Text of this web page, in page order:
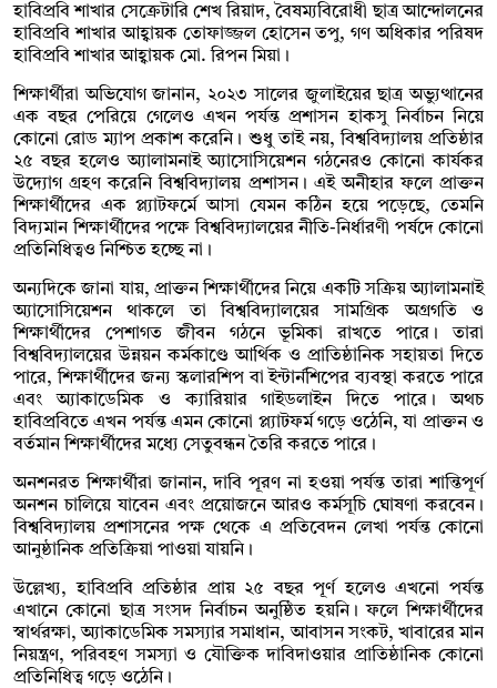
হাবিপ্রবি শাখার সেক্রেটারি শেখ রিয়াদ, বৈষম্যবিরোধী ছাত্র আন্দোলনের
হাবিপ্রবি শাখার আহ্বায়ক তোফাজ্জল হোসেন তপু, গণ অধিকার পরিষদ
হাবিপ্রবি শাখার আহ্বায়ক মো. রিপন মিয়া।
শিক্ষার্থীরা অভিযোগ জানান, ২০২৩ সালের জুলাইয়ের ছাত্র অভ্যুত্থানের
এক বছর পেরিয়ে গেলেও এখন পর্যন্ত প্রশাসন হাকসু নির্বাচন নিয়ে
কোনো রোড ম্যাপ প্রকাশ করেনি। শুধু তাই নয়, বিশ্ববিদ্যালয় প্রতিষ্ঠার
২৫ বছর হলেও অ্যালামনাই অ্যাসোসিয়েশন গঠনেরও কোনো কার্যকর
উদ্যোগ গ্রহণ করেনি বিশ্ববিদ্যালয় প্রশাসন। এই অনীহার ফলে প্রাক্তন
শিক্ষার্থীদের এক প্ল্যাটফর্মে আসা যেমন কঠিন হয়ে পড়েছে, তেমনি
বিদ্যমান শিক্ষার্থীদের পক্ষে বিশ্ববিদ্যালয়ের নীতি-নির্ধারণী পর্ষদে কোনো
প্রতিনিধিত্বও নিশ্চিত হচ্ছে না।
অন্যদিকে জানা যায়, প্রাক্তন শিক্ষার্থীদের নিয়ে একটি সক্রিয় অ্যালামনাই
অ্যাসোসিয়েশন থাকলে তা বিশ্ববিদ্যালয়ের সামগ্রিক অগ্রগতি ও
শিক্ষার্থীদের পেশাগত জীবন গঠনে ভূমিকা রাখতে পারে। তারা
বিশ্ববিদ্যালয়ের উন্নয়ন কর্মকাণ্ডে আর্থিক ও প্রাতিষ্ঠানিক সহায়তা দিতে
পারে, শিক্ষার্থীদের জন্য স্কলারশিপ বা ইন্টার্নশিপের ব্যবস্থা করতে পারে
এবং অ্যাকাডেমিক ও ক্যারিয়ার গাইডলাইন দিতে পারে। অথচ
হাবিপ্রবিতে এখন পর্যন্ত এমন কোনো প্ল্যাটফর্ম গড়ে ওঠেনি, যা প্রাক্তন ও
বর্তমান শিক্ষার্থীদের মধ্যে সেতুবন্ধন তৈরি করতে পারে।
অনশনরত শিক্ষার্থীরা জানান, দাবি পূরণ না হওয়া পর্যন্ত তারা শান্তিপূর্ণ
অনশন চালিয়ে যাবেন এবং প্রয়োজনে আরও কর্মসূচি ঘোষণা করবেন।
বিশ্ববিদ্যালয় প্রশাসনের পক্ষ থেকে এ প্রতিবেদন লেখা পর্যন্ত কোনো
আনুষ্ঠানিক প্রতিক্রিয়া পাওয়া যায়নি।
উল্লেখ্য, হাবিপ্রবি প্রতিষ্ঠার প্রায় ২৫ বছর পূর্ণ হলেও এখনো পর্যন্ত
এখানে কোনো ছাত্র সংসদ নির্বাচন অনুষ্ঠিত হয়নি। ফলে শিক্ষার্থীদের
স্বার্থরক্ষা, অ্যাকাডেমিক সমস্যার সমাধান, আবাসন সংকট, খাবারের মান
নিয়ন্ত্রণ, পরিবহণ সমস্যা ও যৌক্তিক দাবিদাওয়ার প্রাতিষ্ঠানিক কোনো
প্রতিনিধিত্ব গড়ে ওঠেনি।